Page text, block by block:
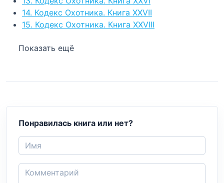
14. Кодекс Охотника. Книга XXVII
15. Кодекс Охотника. Книга XXVIII
Показать ещё
Понравилась книга или нет?